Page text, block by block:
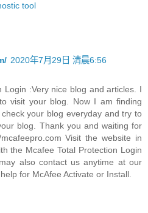
tool
2020年7月29日 清晨6:56
Login :Very nice blog and articles. I
visit your blog. Now I am finding
your blog everyday and try to
blog. Thank you and waiting for
Visit the website in
the Mcafee Total Protection Login
also contact us anytime at our
for McAfee Activate or Install.